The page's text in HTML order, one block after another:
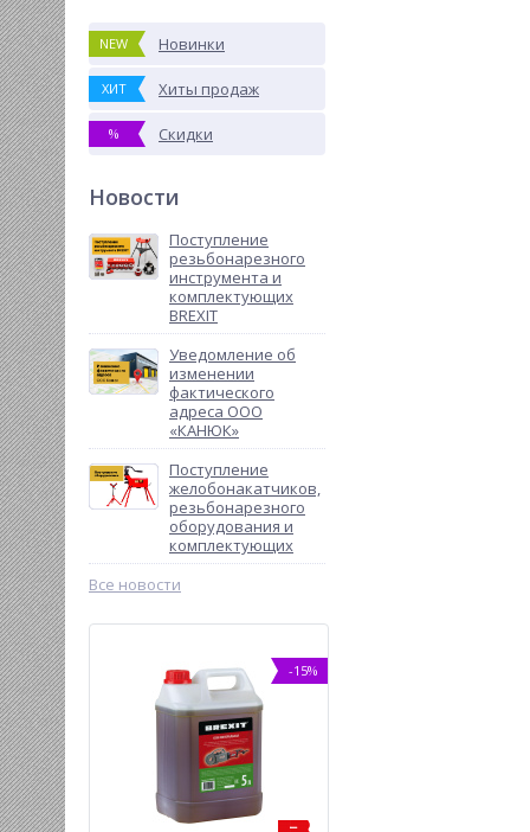
NEW Новинки
ХИТ Хиты продаж
% Скидки
Новости
Поступление
резьбонарезного
инструмента и
комплектующих
BREXIT
Уведомление об
изменении
фактического
адреса ООО
«КАНЮК»
Поступление
желобонакатчиков,
резьбонарезного
оборудования и
комплектующих
Все новости
-15% -7%